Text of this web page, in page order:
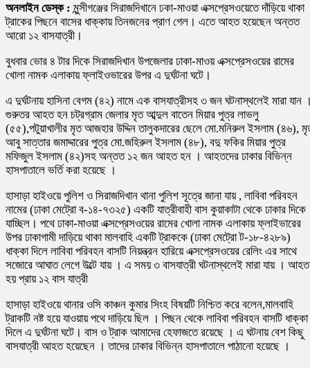
অনলাইন ডেস্ক : মুন্সীগঞ্জের সিরাজদিখানে ঢকা-মাওয়া এক্সপ্রেসওয়েতে দাঁড়িয়ে থাকা
ট্রাকের পিছনে বাসের ধাক্কায় তিনজনের প্রাণ গেল। এতে আহত হয়েছেন অন্তত
আরো ১২ বাসযাত্রী।
বুধবার ভোর ৪ টার দিকে সিরাজদিখান উপজেলার ঢাকা-মাওয় এক্সপ্রেসওয়ের রামের
খোলা নামক এলাকায় ফ্লাইওভারের উপর এ দুর্ঘটনা ঘটে।
এ দুর্ঘটনায় হাসিনা বেগম (৪২) নামে এক বাসযাত্রীসহ ৩ জন ঘটনাস্থলেই মারা যান
গুরুতর আহত হন চট্রগ্রাম জেলার মৃত আব্দুল বাতেন মিয়ার পুত্র লাভলু
(৫৫),পটুয়াখালীর মৃত আজহার উদ্দিন তালুকদারের ছেলে মো.মনিরুল ইসলাম (৪৬),
আবু সাত্তার জমাদ্দারের পুত্র মো.জহিরুল ইসলাম (৪৮), বদু ফকির মিয়ার পুত্র
মফিজুল ইসলাম (৪২)সহ অন্তত ১২ জন আহত হন । আহতদের ঢাকার বিভিন্ন
হাসপাতালে ভর্তি করা হয়েছে ।
হাসাড়া হাইওয়ে পুলিশ ও সিরাজদিখান থানা পুলিশ সূত্রে জানা যায় , লাবিবা পরিবহন
নামের (ঢাকা মেট্রো ব-১৪-৭৩২৫) একটি যাত্রীবাহী বাস কুয়াকাটা থেকে ঢাকার দিকে
যাচ্ছিল। পথে ঢাকা-মাওয়া এক্সপ্রেসওয়ের রামের খোলা নামক এলাকায় ফ্লাইভারের
উপর ঢাকাগামী দাড়িয়ে থাকা মালবাহি একটি ট্রাককে (ঢাকা মেট্রো ট-১৮-৪২৮৯)
ধাক্কা দিলে লাবিবা পরিবহন বাসটি নিয়ন্ত্রন হারিয়ে এক্সপ্রেসওয়ের রেলিং এর সাথে
সজোরে আঘাত লেগে উল্টে যায় । এ সময় ৩ বাসযাত্রী ঘটনাস্থলেই মারা যায় । আহত
হয় প্রায় ১২ বাস যাত্রী
হাসাড়া হাইওয়ে থানার ওসি কাঞ্চন কুমার সিংহ বিষয়টি নিশ্চিত করে বলেন,মালবাহি
ট্রাকটি নষ্ট হয়ে যাওয়ায় পথে দাড়িয়ে ছিল । পিছন থেকে লাবিবা পরিবহন বাসটি ধাক্কা
দিলে এ দুর্ঘটনা ঘটে। বাস ও ট্রাক আমাদের হেফাজতে রয়েছে । এ ঘটনায় বেশ কিছু
বাসযাত্রী আহত হয়েছেন । তাদের ঢাকার বিভিন্ন হাসপাতালে পাঠানো হয়েছে ।